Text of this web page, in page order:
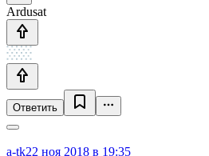
Ardusat
Ответить
a-tk22 ноя 2018 в 19:35